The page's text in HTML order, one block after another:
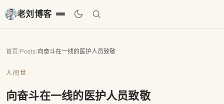
老刘博客
首页/Posts/向奋斗在一线的医护人员致敬
人间世
向奋斗在一线的医护人员致敬